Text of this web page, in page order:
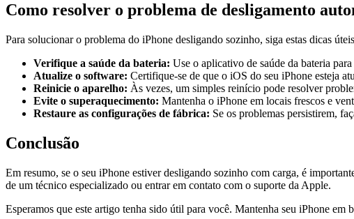
Como resolver o problema de desligamento
Para solucionar o problema do iPhone desligando sozinho, siga estas dicas
Verifique a saúde da bateria: Use o aplicativo de saúde da bateria
Atualize o software: Certifique-se de que o iOS do seu iPhone esteja
Reinicie o aparelho: Às vezes, um simples reinício pode resolver
Evite o superaquecimento: Mantenha o iPhone em locais frescos e
Restaure as configurações de fábrica: Se os problemas persistirem,
Conclusão
Em resumo, se o seu iPhone estiver desligando sozinho com carga, é
de um técnico especializado ou entrar em contato com o suporte da Apple.
Esperamos que este artigo tenha sido útil para você. Mantenha seu iPhone em